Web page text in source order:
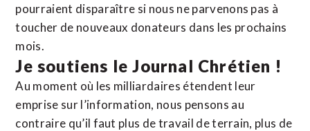
pourraient disparaître si nous ne parvenons pas à
toucher de nouveaux donateurs dans les prochains
mois.
Je soutiens le Journal Chrétien !
Au moment où les milliardaires étendent leur
emprise sur l’information, nous pensons au
contraire qu’il faut plus de travail de terrain, plus de